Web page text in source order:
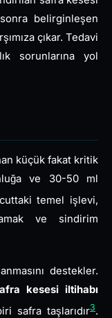
belirginleşen
çıkar. Tedavi
sorunlarına yol
küçük fakat kritik
ve 30-50 ml
temel işlevi,
ve sindirim
destekler.
kesesi iltihabı
safra taşlarıdır3.